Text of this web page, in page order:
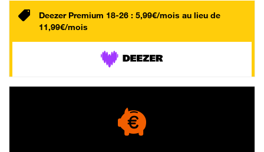
Deezer Premium 18-26 : 5,99€/mois au lieu de
11,99€/mois